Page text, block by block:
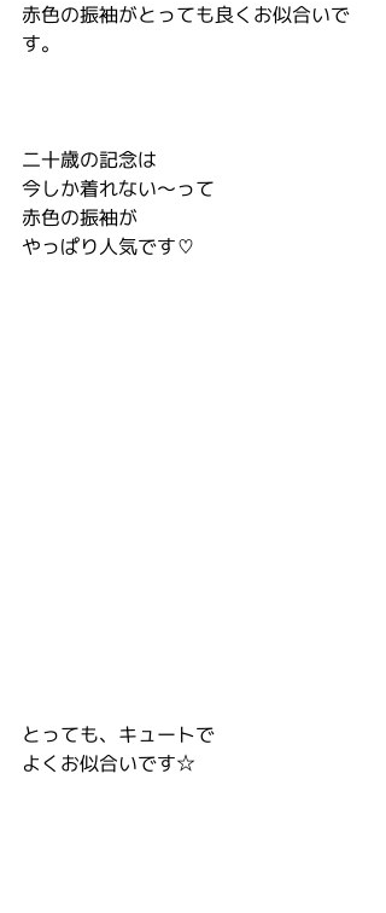
赤色の振袖がとっても良くお似合いで
す。
二十歳の記念は
今しか着れない〜って
赤色の振袖が
やっぱり人気です♡
とっても、キュートで
よくお似合いです☆